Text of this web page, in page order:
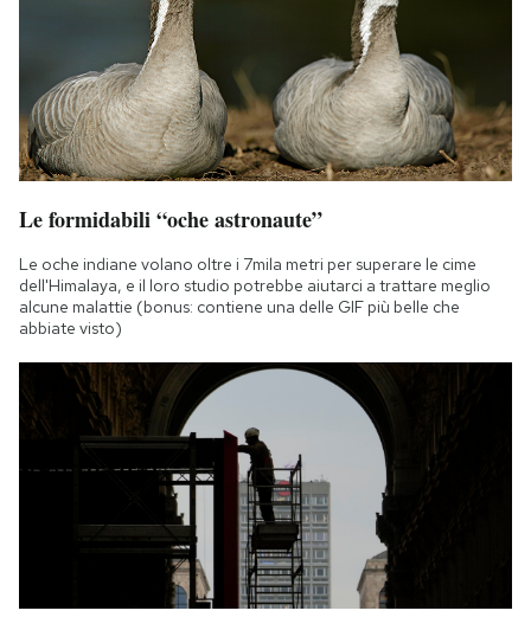
Le formidabili “oche astronaute”
Le oche indiane volano oltre i 7mila metri per superare le cime
dell'Himalaya, e il loro studio potrebbe aiutarci a trattare meglio
alcune malattie (bonus: contiene una delle GIF più belle che
abbiate visto)